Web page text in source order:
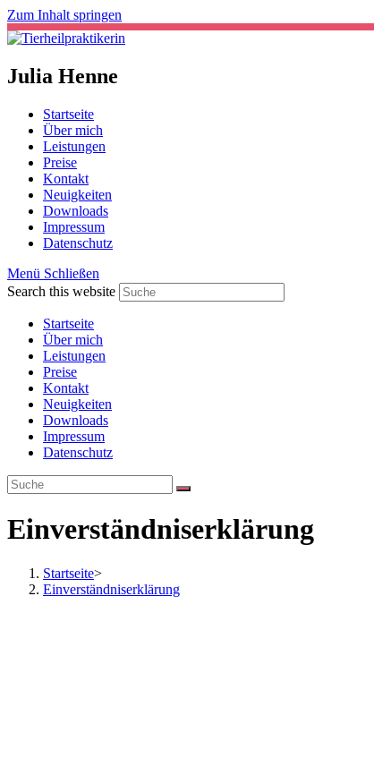
Zum Inhalt springen
Julia Henne
Startseite
Über mich
Leistungen
Preise
Kontakt
Neuigkeiten
Downloads
Impressum
Datenschutz
Menü Schließen
Search this website
Startseite
Über mich
Leistungen
Preise
Kontakt
Neuigkeiten
Downloads
Impressum
Datenschutz
Einverständniserklärung
Startseite>
Einverständniserklärung